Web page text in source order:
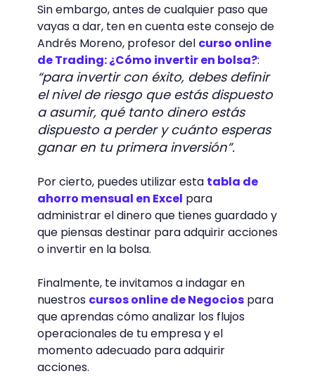
Sin embargo, antes de cualquier paso que
vayas a dar, ten en cuenta este consejo de
Andrés Moreno, profesor del curso online
de Trading: ¿Cómo invertir en bolsa?:
“para invertir con éxito, debes definir
el nivel de riesgo que estás dispuesto
a asumir, qué tanto dinero estás
dispuesto a perder y cuánto esperas
ganar en tu primera inversión”.
Por cierto, puedes utilizar esta tabla de
ahorro mensual en Excel para
administrar el dinero que tienes guardado y
que piensas destinar para adquirir acciones
o invertir en la bolsa.
Finalmente, te invitamos a indagar en
nuestros cursos online de Negociospara
que aprendas cómo analizar los flujos
operacionales de tu empresa y el
momento adecuado para adquirir
acciones.